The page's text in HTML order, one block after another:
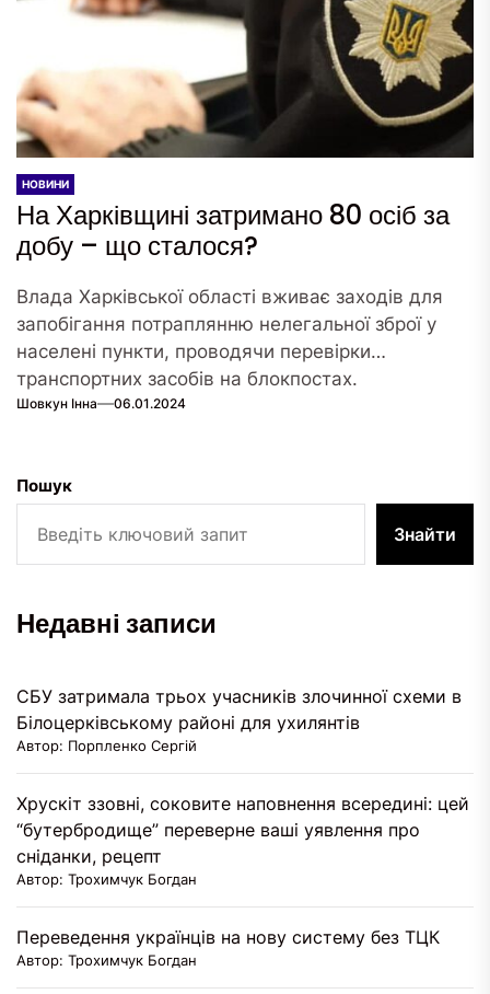
НОВИНИ
На Харківщині затримано 80 осіб за
добу – що сталося?
Влада Харківської області вживає заходів для
запобігання потраплянню нелегальної зброї у
населені пункти, проводячи перевірки
транспортних засобів на блокпостах.
Шовкун Інна 06.01.2024
Пошук
Знайти
Недавні записи
СБУ затримала трьох учасників злочинної схеми в
Білоцерківському районі для ухилянтів
Автор: Порпленко Сергій
Хрускіт ззовні, соковите наповнення всередині: цей
“бутербродище” переверне ваші уявлення про
сніданки, рецепт
Автор: Трохимчук Богдан
Переведення українців на нову систему без ТЦК
Автор: Трохимчук Богдан